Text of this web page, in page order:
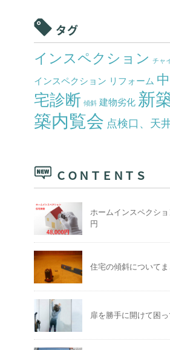
タグ
インスペクション チャ
インスペクション リフォーム
宅診断 傾斜 建物劣化 新
築内覧会 点検口、天井
ＣＯＮＴＥＮＴＳ
ホームインスペクシ
円
住宅の傾斜について
扉を勝手に開けて困